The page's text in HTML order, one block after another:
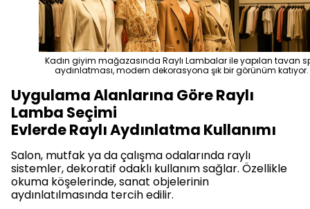
Kadın giyim mağazasında Raylı Lambalar ile yapılan tavan
aydınlatması, modern dekorasyona şık bir görünüm katıyor.
Uygulama Alanlarına Göre Raylı
Lamba Seçimi
Evlerde Raylı Aydınlatma Kullanımı
Salon, mutfak ya da çalışma odalarında raylı
sistemler, dekoratif odaklı kullanım sağlar. Özellikle
okuma köşelerinde, sanat objelerinin
aydınlatılmasında tercih edilir.